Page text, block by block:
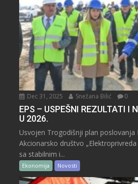
Dec 31, 2025 Snežana Bilić 0
EPS – USPEŠNI REZULTATI I
U 2026.
Usvojen Trogodišnji plan poslovanja
Akcionarsko društvo „Elektroprivreda
sa stabilnim i...
Ekonomija Novosti